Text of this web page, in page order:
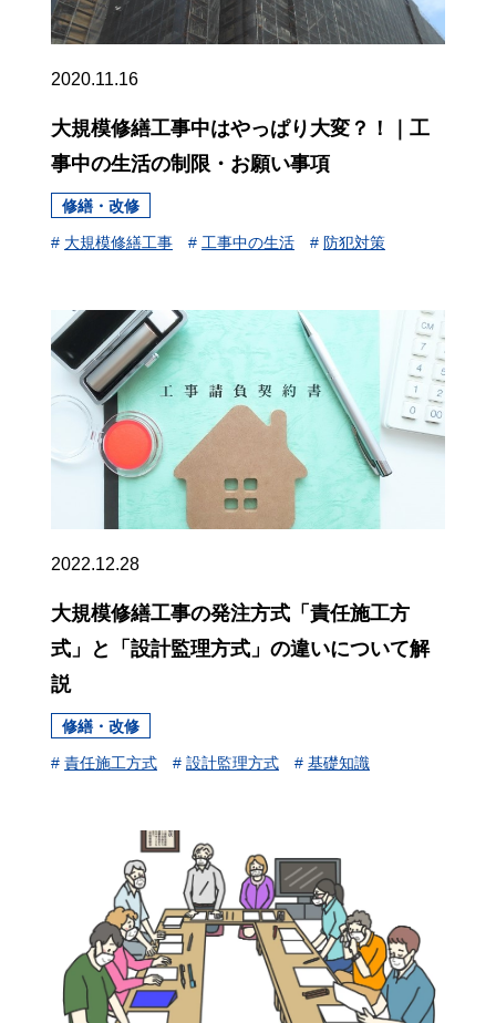
2020.11.16
大規模修繕工事中はやっぱり大変？！｜工
事中の生活の制限・お願い事項
修繕・改修
# 大規模修繕工事 # 工事中の生活 # 防犯対策
2022.12.28
大規模修繕工事の発注方式「責任施工方
式」と「設計監理方式」の違いについて解
説
修繕・改修
# 責任施工方式 # 設計監理方式 # 基礎知識